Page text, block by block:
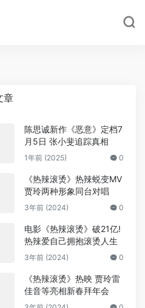
章
陈思诚新作《恶意》定档7
月5日 张小斐追踪真相
1年前 (2025) 0
《热辣滚烫》热辣蜕变MV
贾玲两种形象同台对唱
3年前 (2024) 0
电影《热辣滚烫》破21亿!
热辣爱自己拥抱滚烫人生
3年前 (2024) 0
《热辣滚烫》热映 贾玲雷
佳音等亮相新春拜年会